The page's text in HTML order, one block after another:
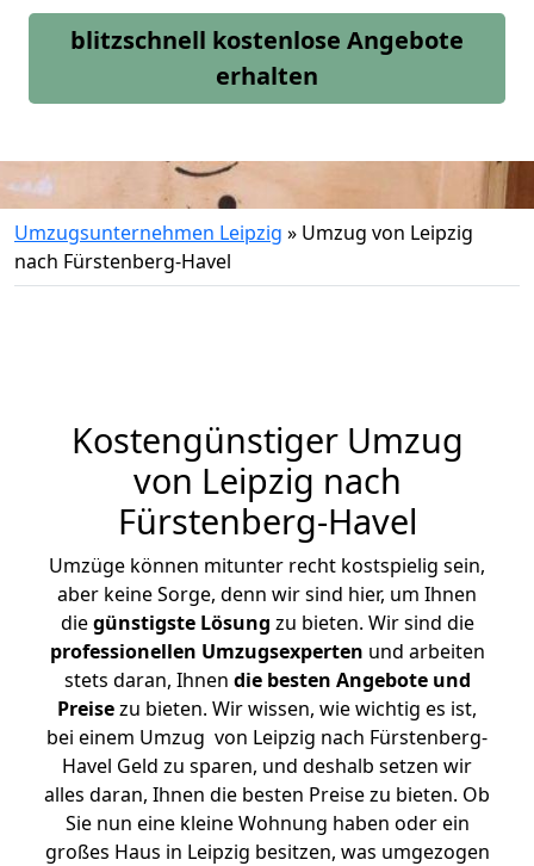
blitzschnell kostenlose Angebote
erhalten
Umzugsunternehmen Leipzig » Umzug von Leipzig
nach Fürstenberg-Havel
Kostengünstiger Umzug
von Leipzig nach
Fürstenberg-Havel
Umzüge können mitunter recht kostspielig sein,
aber keine Sorge, denn wir sind hier, um Ihnen
diegünstigste Lösung zu bieten. Wir sind die
professionellen Umzugsexperten und arbeiten
stets daran, Ihnen die besten Angebote und
Preisezu bieten. Wir wissen, wie wichtig es ist,
bei einem Umzug von Leipzig nach Fürstenberg-
Havel Geld zu sparen, und deshalb setzen wir
alles daran, Ihnen die besten Preise zu bieten. Ob
Sie nun eine kleine Wohnung haben oder ein
großes Haus in Leipzig besitzen, was umgezogen